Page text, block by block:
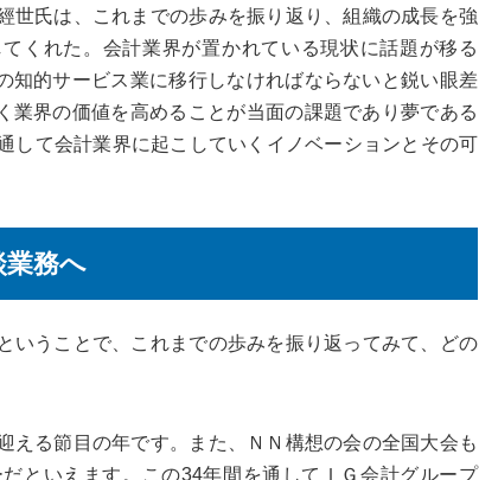
世氏は、これまでの歩みを振り返り、組織の成長を強
くれた。会計業界が置かれている現状に話題が移る
知的サービス業に移行しなければならないと鋭い眼差
業界の価値を高めることが当面の課題であり夢である
して会計業界に起こしていくイノベーションとその可
業務へ
うことで、これまでの歩みを振り返ってみて、どの
る節目の年です。また、ＮＮ構想の会の全国大会も
といえます。この34年間を通してＩＧ会計グループ